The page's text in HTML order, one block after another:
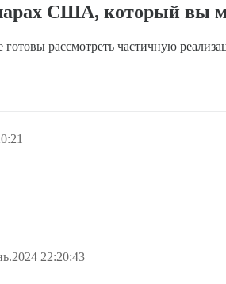
США, который вы
рассмотреть частичную
22:20:43